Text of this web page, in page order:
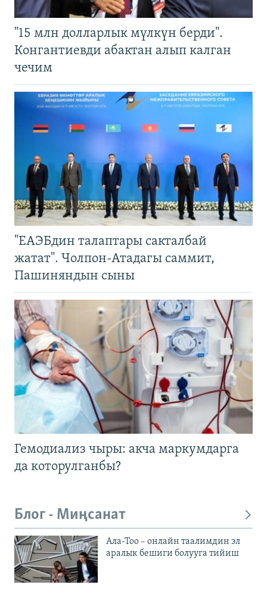
"15 млн долларлык мүлкүн берди".
Конгантиевди абактан алып калган
чечим
"ЕАЭБдин талаптары сакталбай
жатат". Чолпон-Атадагы саммит,
Пашиняндын сыны
Гемодиализ чыры: акча маркумдарга
да которулганбы?
Блог - Миңсанат
Ала-Тоо – онлайн таалимдин эл
аралык бешиги болууга тийиш